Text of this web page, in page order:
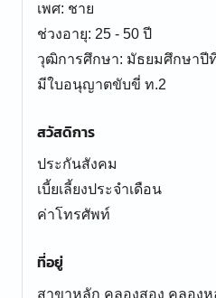
เพศ: ชาย
ช่วงอายุ: 25 - 50 ปี
วุฒิการศึกษา: มัธยมศึกษาปี
มีใบอนุญาตขับขี่ ท.2
สวัสดิการ
ประกันสังคม
เบี้ยเลี้ยงประจำเดือน
ค่าโทรศัพท์
ที่อยู่
สาขาหลัก คลองสอง คลอง